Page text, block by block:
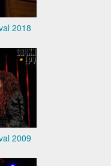
2018
2009